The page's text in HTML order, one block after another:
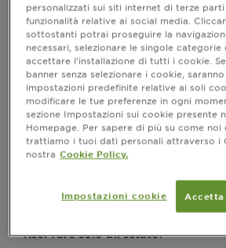
L’importanza della
quotidiana
Non è solo il sole diretto della
raggi UV. Anche durante una
sotto un cielo coperto o mentre
a una finestra, la nostra pelle può
raggi UVA e UVB. Secondo
in ogni stagione e penetrare
nuvole. È per questo che
inserire
solare nella beauty routine non è
riservare solo all’estate.
personalizzati sui siti internet di terze
funzionalità relative ai social media.
sottostanti potrai proseguire la
necessari, selezionare le singole
accettare l’installazione di tutti i cookie.
banner senza selezionare i cookie,
impostazioni predefinite relative ai soli
modificare le tue preferenze in ogni
sezione Impostazioni sui cookie presente
Homepage. Per sapere di più su come
trattiamo i tuoi dati personali attraverso i
nostra Cookie Policy.
Impostazioni cookie